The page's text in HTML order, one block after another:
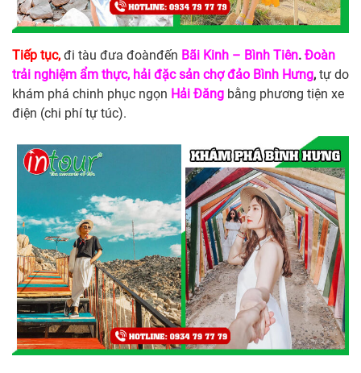
Tiếp tục, đi tàu đưa đoànđến Bãi Kinh – Bình Tiên. Đoàn
trải nghiệm ẩm thực, hải đặc sản chợ đảo Bình Hưng, tự do
khám phá chinh phục ngọn Hải Đăng bằng phương tiện xe
điện (chi phí tự túc).